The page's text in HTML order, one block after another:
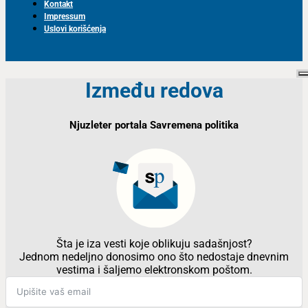
Kontakt
Impressum
Uslovi korišćenja
Između redova
Njuzleter portala Savremena politika
Šta je iza vesti koje oblikuju sadašnjost?
Jednom nedeljno donosimo ono što nedostaje dnevnim
vestima i šaljemo elektronskom poštom.